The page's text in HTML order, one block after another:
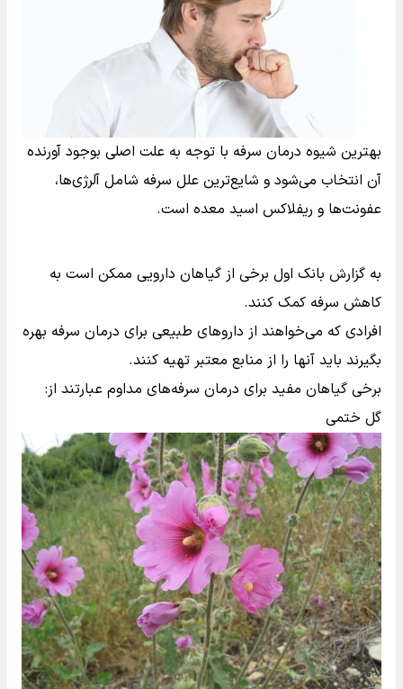
بهترین شیوه درمان سرفه با توجه به علت اصلی بوجود آورنده
آن انتخاب می‌شود و شایع‌ترین علل سرفه شامل آلرژی‌ها،
عفونت‌ها و ریفلاکس اسید معده است.
به گزارش بانک اول برخی از گیاهان دارویی ممکن است به
کاهش سرفه کمک کنند.
افرادی که می‌خواهند از داروهای طبیعی برای درمان سرفه‌ بهره
بگیرند باید آنها را از منابع معتبر تهیه کنند.
برخی گیاهان مفید برای درمان سرفه‌های مداوم عبارتند از:
گل ختمی